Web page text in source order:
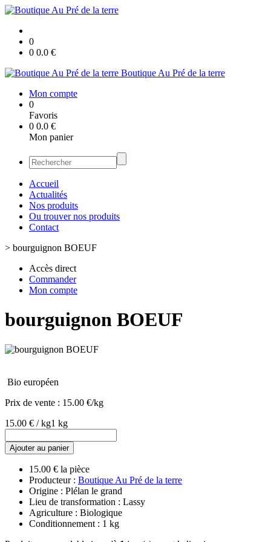
0
0 0.0 €
Boutique Au Pré de la terre
Mon compte
0
Favoris
0 0.0 €
Mon panier
Accueil
Actualités
Nos produits
Ou trouver nos produits
Contact
> bourguignon BOEUF
Accès direct
Commander
Mon compte
bourguignon BOEUF
Bio européen
Prix de vente : 15.00 €/kg
15.00 € / kg1 kg
Ajouter au panier
15.00 € la pièce
Producteur : Boutique Au Pré de la terre
Origine : Plélan le grand
Lieu de transformation : Lassy
Agriculture : Biologique
Conditionnement : 1 kg